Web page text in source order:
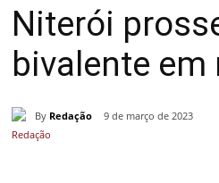
Niterói
bivalente
By Redação 9 de março de 2023